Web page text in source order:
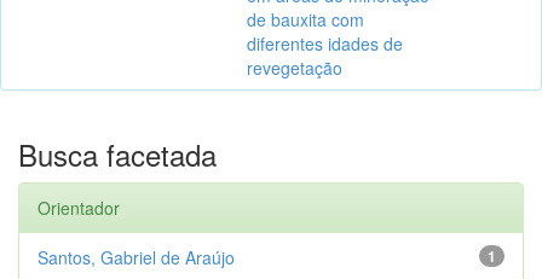
de bauxita com
diferentes idades de
revegetação
Busca facetada
Orientador
1
Santos, Gabriel de Araújo